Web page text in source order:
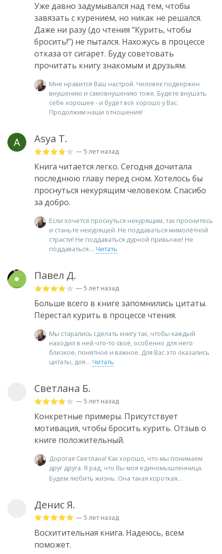
Уже давно задумывался над тем, чтобы
завязать с курением, но никак не решался.
Даже ни разу (до чтения “Курить, чтобы
бросить!”) не пытался. Нахожусь в процессе
отказа от сигарет. Буду советовать
прочитать книгу знакомым и друзьям.
Мне нравится Ваш настрой. Человек подвержен
внушению и самовнушению тоже. Будете внушать
себе хорошее - и будет всё хорошо у Вас.
Продолжим наши отношения!
Asya T.
— 5 лет назад
Книга читается легко. Сегодня дочитала
последнюю главу перед сном. Хотелось бы
проснуться некурящим человеком. Спасибо
за добро.
Если хочется проснуться некурящим, так проснитесь
и станьте некурящей. Не поддаваться мимолётной
страсти! Не поддаваться дурной привычке! Не
поддаваться
Читать
Павел Д.
— 5 лет назад
Больше всего в книге запомнились цитаты.
Перестал курить в процессе чтения.
Мы старались сделать книгу так, чтобы каждый
находил в ней что-то своё, особенно для него
близкое, понятное и важное. Для Вас это оказались
цитаты, для
Читать
Светлана Б.
— 5 лет назад
Конкретные примеры. Присутствует
мотивация, чтобы бросить курить. Отзыв о
книге положительный.
Дорогая Светлана! Как хорошо, что мы понимаем
друг друга. Я рад, что Вы моя единомышленница.
Будем любить жизнь. Она такая короткая...
Денис Я.
— 5 лет назад
Восхитительная книга. Надеюсь, всем
поможет.